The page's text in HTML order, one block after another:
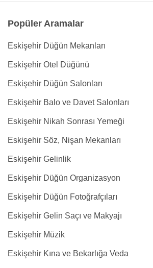
Popüler Aramalar
Eskişehir Düğün Mekanları
Eskişehir Otel Düğünü
Eskişehir Düğün Salonları
Eskişehir Balo ve Davet Salonları
Eskişehir Nikah Sonrası Yemeği
Eskişehir Söz, Nişan Mekanları
Eskişehir Gelinlik
Eskişehir Düğün Organizasyon
Eskişehir Düğün Fotoğrafçıları
Eskişehir Gelin Saçı ve Makyajı
Eskişehir Müzik
Eskişehir Kına ve Bekarlığa Veda